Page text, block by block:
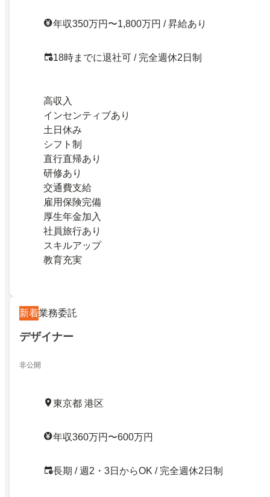
年収350万円〜1,800万円 / 昇給あり
18時までに退社可 / 完全週休2日制
高収入
インセンティブあり
土日休み
シフト制
直行直帰あり
研修あり
交通費支給
雇用保険完備
厚生年金加入
社員旅行あり
スキルアップ
教育充実
新着業務委託
デザイナー
非公開
東京都 港区
年収360万円〜600万円
長期 / 週2・3日からOK / 完全週休2日制